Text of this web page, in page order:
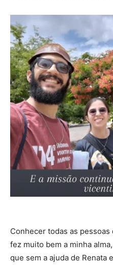
Conhecer todas as
fez muito bem a minha
que sem a ajuda de Renata